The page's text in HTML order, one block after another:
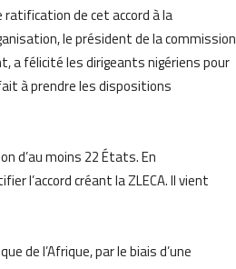
de cet accord à la
le président de la commission
a félicité les dirigeants nigériens pour
à prendre les dispositions
d’au moins 22 États. En
l’accord créant la ZLECA. Il vient
de l’Afrique, par le biais d’une